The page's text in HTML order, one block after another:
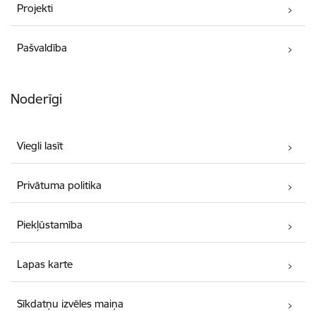
Projekti
Pašvaldība
Noderīgi
Viegli lasīt
Privātuma politika
Piekļūstamība
Lapas karte
Sīkdatņu izvēles maiņa